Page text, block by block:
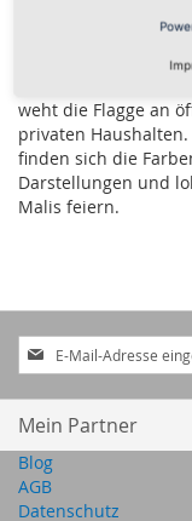
und Stolz. Die
um die
auszudrücken. Bei
weht die Flagge an
privaten
finden sich die
Darstellungen und
Malis feiern.
Anmeldung
zum
Newsletter:
Mein Partner
Blog
AGB
Datenschutz